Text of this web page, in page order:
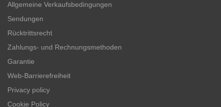
Allgemeine Verkaufsbedingungen
Sendungen
Rücktrittsrecht
Zahlungs- und Rechnungsmethoden
Garantie
Web-Barrierefreiheit
Privacy policy
Cookie Policy